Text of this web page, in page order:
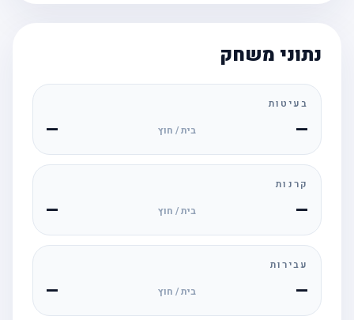
נתוני משחק
בעיטות
— בית / חוץ —
קרנות
— בית / חוץ —
עבירות
— בית / חוץ —